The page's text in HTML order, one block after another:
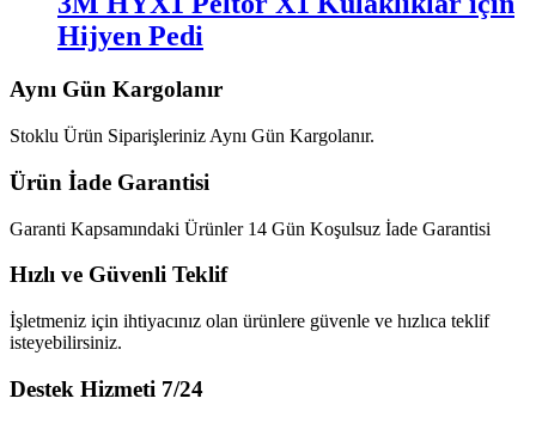
Hijyen Pedi
Aynı Gün Kargolanır
Stoklu Ürün Siparişleriniz Aynı Gün Kargolanır.
Ürün İade Garantisi
Garanti Kapsamındaki Ürünler 14 Gün Koşulsuz İade Garantisi
Hızlı ve Güvenli Teklif
İşletmeniz için ihtiyacınız olan ürünlere güvenle ve hızlıca teklif
isteyebilirsiniz.
Destek Hizmeti 7/24